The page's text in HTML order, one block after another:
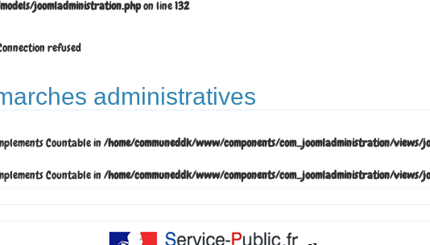
joomladministration.phpon line132
refused
administratives
Countable in/home/communeddk/www/components/com_joomladministration/
Countable in/home/communeddk/www/components/com_joomladministration/